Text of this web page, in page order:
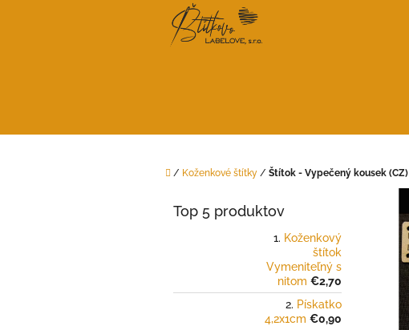
Domov
/ Koženkové štítky / Štítok - Vypečený kousek (CZ)
Top 5 produktov
Koženkový
štítok
Vymeniteľný s
nitom €2,70
Pískatko
4,2x1cm €0,90